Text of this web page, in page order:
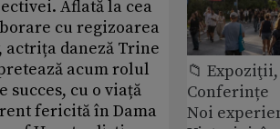
Aflată la cea
cu regizoarea
actrița daneză Trine
acum rolul
succes, cu o viață
fericită în Dama
📁
Conferințe
Noi